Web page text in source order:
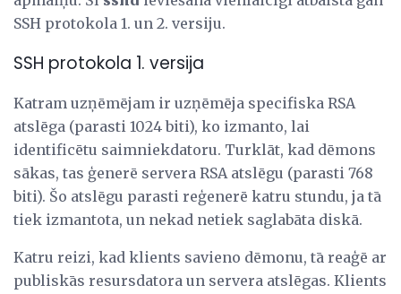
SSH protokola 1. un 2. versiju.
SSH protokola 1. versija
Katram uzņēmējam ir uzņēmēja specifiska RSA
atslēga (parasti 1024 biti), ko izmanto, lai
identificētu saimniekdatoru. Turklāt, kad dēmons
sākas, tas ģenerē servera RSA atslēgu (parasti 768
biti). Šo atslēgu parasti reģenerē katru stundu, ja tā
tiek izmantota, un nekad netiek saglabāta diskā.
Katru reizi, kad klients savieno dēmonu, tā reaģē ar
publiskās resursdatora un servera atslēgas. Klients